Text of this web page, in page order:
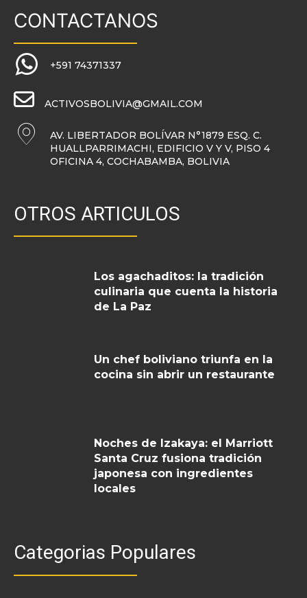
CONTACTANOS
+591 74371337
ACTIVOSBOLIVIA@GMAIL.COM
AV. LIBERTADOR BOLÍVAR N°1879 ESQ. C.
HUALLPARRIMACHI, EDIFICIO V Y V, PISO 4
OFICINA 4, COCHABAMBA, BOLIVIA
OTROS ARTICULOS
Los agachaditos: la tradición
culinaria que cuenta la historia
de La Paz
Un chef boliviano triunfa en la
cocina sin abrir un restaurante
Noches de Izakaya: el Marriott
Santa Cruz fusiona tradición
japonesa con ingredientes
locales
Categorias Populares